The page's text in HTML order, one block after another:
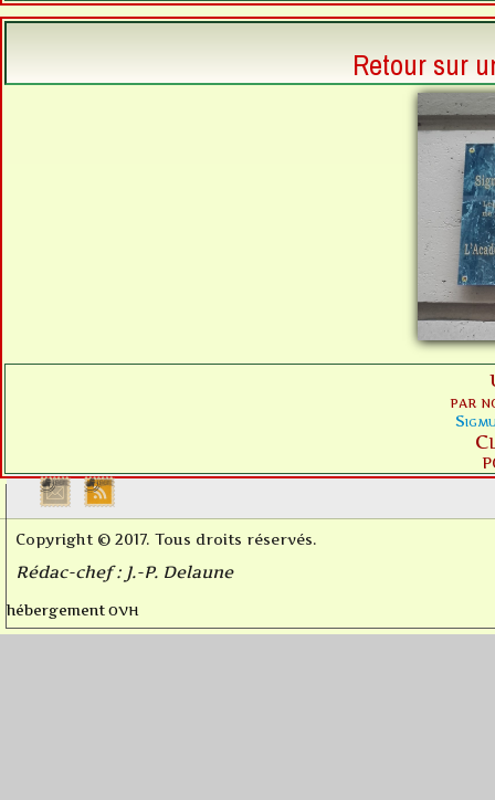
Retour sur
par
Copyright © 2017. Tous droits réservés.
Rédac-chef : J.-P. Delaune
hébergement OVH